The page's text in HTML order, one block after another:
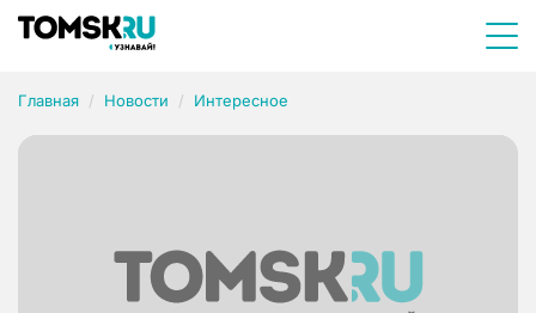
Главная Новости Интересное